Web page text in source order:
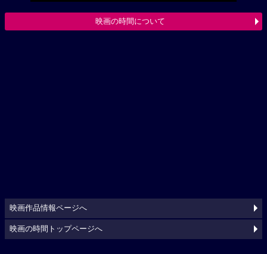
映画の時間について
映画作品情報ページへ
映画の時間トップページへ